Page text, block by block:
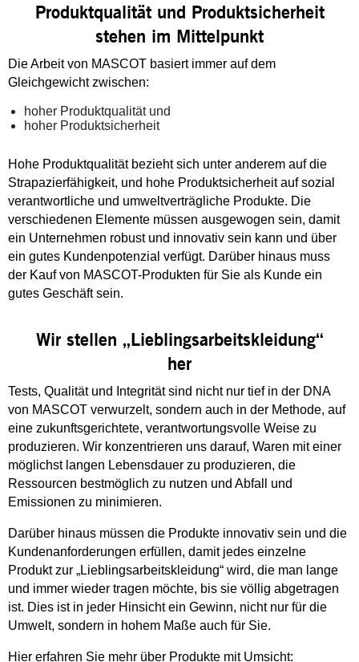
Produktqualität und Produktsicherheit
stehen im Mittelpunkt
Die Arbeit von MASCOT basiert immer auf dem
Gleichgewicht zwischen:
hoher Produktqualität und
hoher Produktsicherheit
Hohe Produktqualität bezieht sich unter anderem auf die
Strapazierfähigkeit, und hohe Produktsicherheit auf sozial
verantwortliche und umweltverträgliche Produkte. Die
verschiedenen Elemente müssen ausgewogen sein, damit
ein Unternehmen robust und innovativ sein kann und über
ein gutes Kundenpotenzial verfügt. Darüber hinaus muss
der Kauf von MASCOT-Produkten für Sie als Kunde ein
gutes Geschäft sein.
Wir stellen „Lieblingsarbeitskleidung“
her
Tests, Qualität und Integrität sind nicht nur tief in der DNA
von MASCOT verwurzelt, sondern auch in der Methode, auf
eine zukunftsgerichtete, verantwortungsvolle Weise zu
produzieren. Wir konzentrieren uns darauf, Waren mit einer
möglichst langen Lebensdauer zu produzieren, die
Ressourcen bestmöglich zu nutzen und Abfall und
Emissionen zu minimieren.
Darüber hinaus müssen die Produkte innovativ sein und die
Kundenanforderungen erfüllen, damit jedes einzelne
Produkt zur „Lieblingsarbeitskleidung“ wird, die man lange
und immer wieder tragen möchte, bis sie völlig abgetragen
ist. Dies ist in jeder Hinsicht ein Gewinn, nicht nur für die
Umwelt, sondern in hohem Maße auch für Sie.
Hier erfahren Sie mehr über Produkte mit Umsicht: